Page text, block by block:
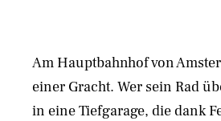
Am Hauptbahnhof von
einer Gracht. Wer sein Rad
in eine Tiefgarage, die dank